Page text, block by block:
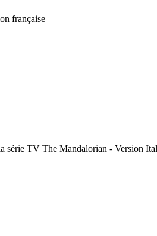
française
série TV The Mandalorian - Version